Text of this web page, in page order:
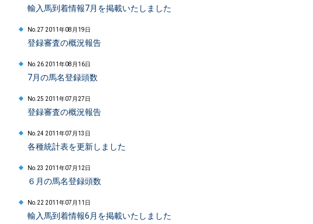
輸入馬到着情報7月を掲載いたしました
No.27 2011年08月19日
登録審査の概況報告
No.26 2011年08月16日
7月の馬名登録頭数
No.25 2011年07月27日
登録審査の概況報告
No.24 2011年07月13日
各種統計表を更新しました
No.23 2011年07月12日
６月の馬名登録頭数
No.22 2011年07月11日
輸入馬到着情報6月を掲載いたしました